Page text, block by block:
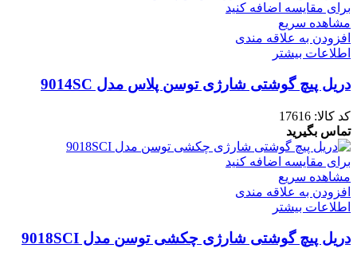
برای مقایسه اضافه کنید
مشاهده سریع
افزودن به علاقه مندی
اطلاعات بیشتر
دریل پیچ گوشتی شارژی توسن پلاس مدل 9014SC
کد کالا: 17616
تماس بگیرید
برای مقایسه اضافه کنید
مشاهده سریع
افزودن به علاقه مندی
اطلاعات بیشتر
دریل پیچ گوشتی شارژی چکشی توسن مدل 9018SCI